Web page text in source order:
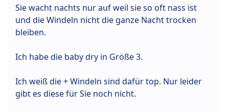
Sie wacht nachts nur auf weil sie so oft nass ist
und die Windeln nicht die ganze Nacht trocken
bleiben.
Ich habe die baby dry in Größe 3.
Ich weiß die + Windeln sind dafür top. Nur leider
gibt es diese für Sie noch nicht.